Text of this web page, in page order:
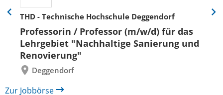
THD - Technische Hochschule Deggendorf
Professorin / Professor (m/w/d) für das
Lehrgebiet "Nachhaltige Sanierung und
Renovierung"
Deggendorf
Eine
zurück
Eine
Zur Jobbörse